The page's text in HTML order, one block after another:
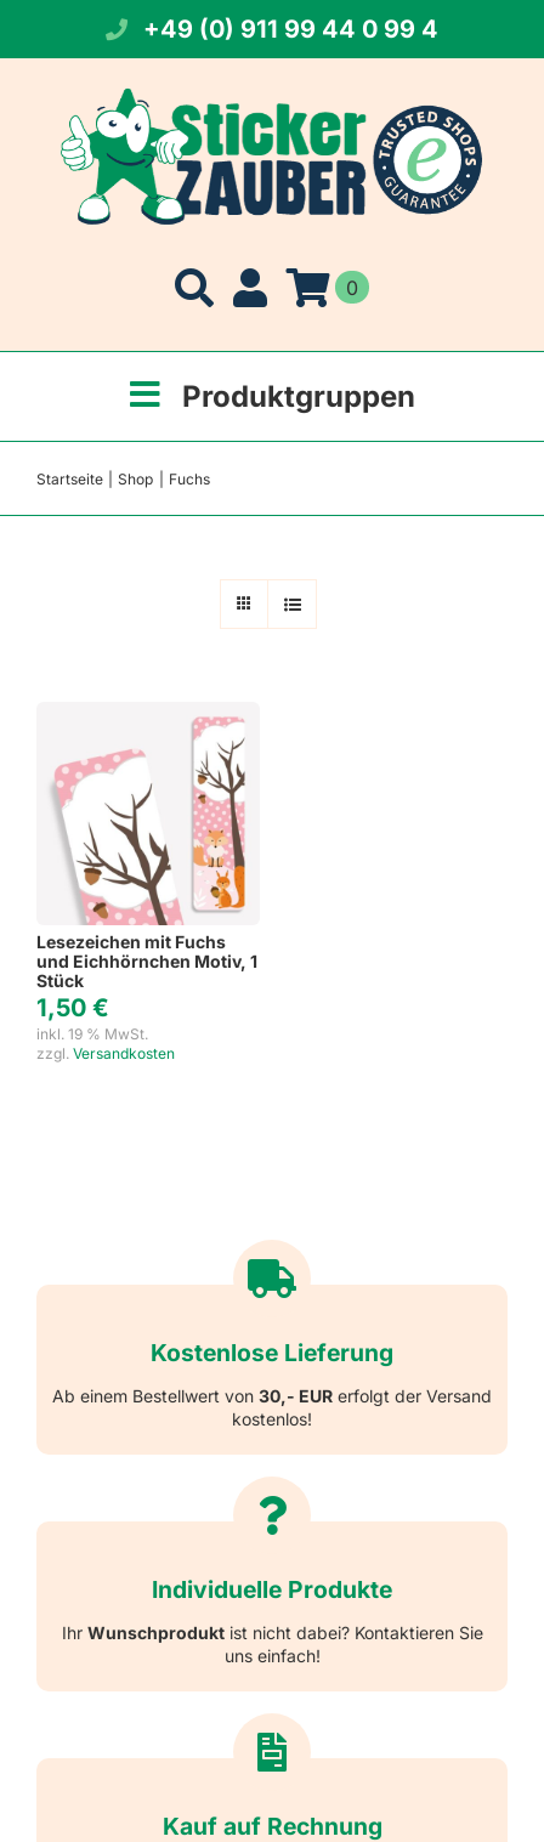
springen
+49 (0) 911 99 44 0 99 4
0
Produktgruppen
Startseite Shop Fuchs
Lesezeichen mit Fuchs
und Eichhörnchen Motiv, 1
Stück
1,50 €
inkl. 19 % MwSt.
zzgl. Versandkosten
Kostenlose Lieferung
Ab einem Bestellwert von 30,- EUR erfolgt der Versand
kostenlos!
Individuelle Produkte
Ihr Wunschproduktist nicht dabei? Kontaktieren Sie
uns einfach!
Kauf auf Rechnung